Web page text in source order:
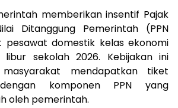
memberikan insentif Pajak
Ditanggung Pemerintah (PPN
pesawat domestik kelas ekonomi
sekolah 2026. Kebijakan ini
masyarakat mendapatkan tiket
komponen PPN yang
oleh pemerintah.